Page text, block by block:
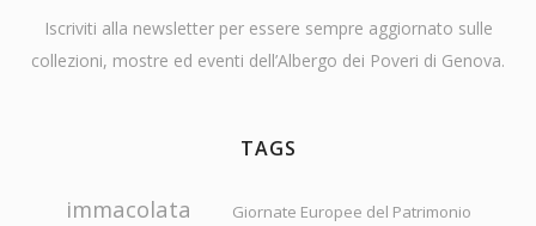
Iscriviti alla newsletter per essere sempre aggiornato sulle
collezioni, mostre ed eventi dell’Albergo dei Poveri di Genova.
TAGS
immacolata
Giornate Europee del Patrimonio